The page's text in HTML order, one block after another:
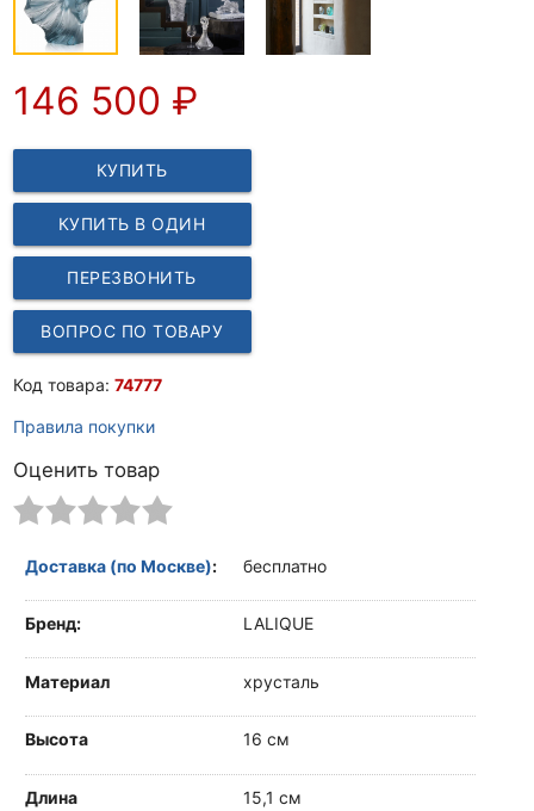
146 500 ₽
КУПИТЬ
КУПИТЬ В ОДИН
КЛИК
ПЕРЕЗВОНИТЬ
ВОПРОС ПО ТОВАРУ
Код товара: 74777
Правила покупки
Оценить товар
Доставка (по Москве): бесплатно
Бренд: LALIQUE
Материал хрусталь
Высота 16 см
Длина 15,1 см